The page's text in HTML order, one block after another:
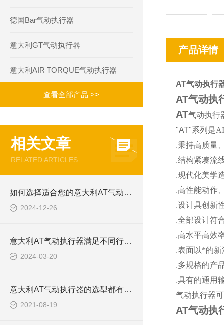
德国Bar气动执行器
意大利GT气动执行器
意大利AIR TORQUE气动执行器
查看全部产品 >>
相关文章
RELATED ARTICLES
如何选择适合您的意大利AT气动执行器？
2024-12-26
意大利AT气动执行器满足不同行业、不同客户的需求
2024-03-20
意大利AT气动执行器的选型都有哪些？
2021-08-19
产品详情
AT气动执行
AT气动执
AT气动执行
"AT"系列是
.秉持高质量
.结构紧凑流
.现代化美学
.高性能动作
.设计具创新
.全部设计符
.高水平高效
.表面以*的新
.多规格的产
.具有的通用
气动执行器
AT气动执